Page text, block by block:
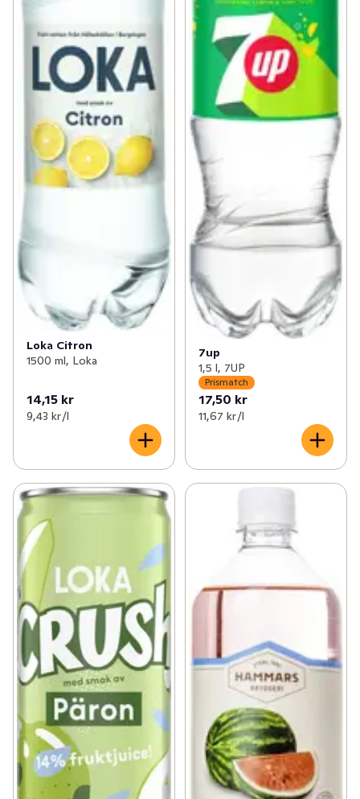
Loka Citron
1500 ml, Loka
14,15 kr
9,43 kr /l
7up
1,5 l, 7UP
Prismatch
17,50 kr
11,67 kr /l